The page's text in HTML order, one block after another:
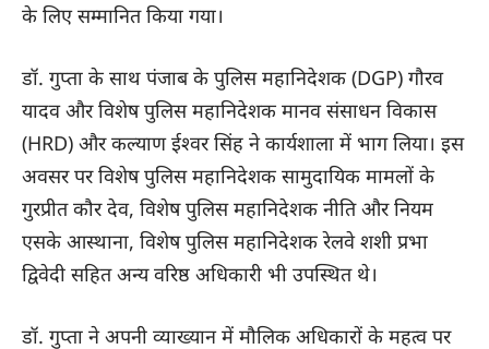
के लिए सम्मानित किया गया।
डॉ. गुप्ता के साथ पंजाब के पुलिस महानिदेशक (DGP) गौरव
यादव और विशेष पुलिस महानिदेशक मानव संसाधन विकास
(HRD) और कल्याण ईश्वर सिंह ने कार्यशाला में भाग लिया। इस
अवसर पर विशेष पुलिस महानिदेशक सामुदायिक मामलों के
गुरप्रीत कौर देव, विशेष पुलिस महानिदेशक नीति और नियम
एसके आस्थाना, विशेष पुलिस महानिदेशक रेलवे शशी प्रभा
द्विवेदी सहित अन्य वरिष्ठ अधिकारी भी उपस्थित थे।
डॉ. गुप्ता ने अपनी व्याख्यान में मौलिक अधिकारों के महत्व पर